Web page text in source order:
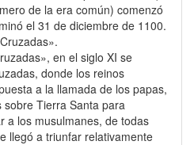
de la era común) comenzó
el 31 de diciembre de 1100.
donde los reinos
a la llamada de los papas,
Tierra Santa para
a los musulmanes, de todas
llegó a triunfar relativamente